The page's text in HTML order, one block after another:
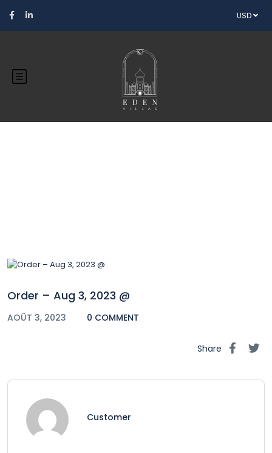
USD
Order – Aug 3, 2023 @
AOÛT 3, 2023 0 COMMENT
Share
Customer